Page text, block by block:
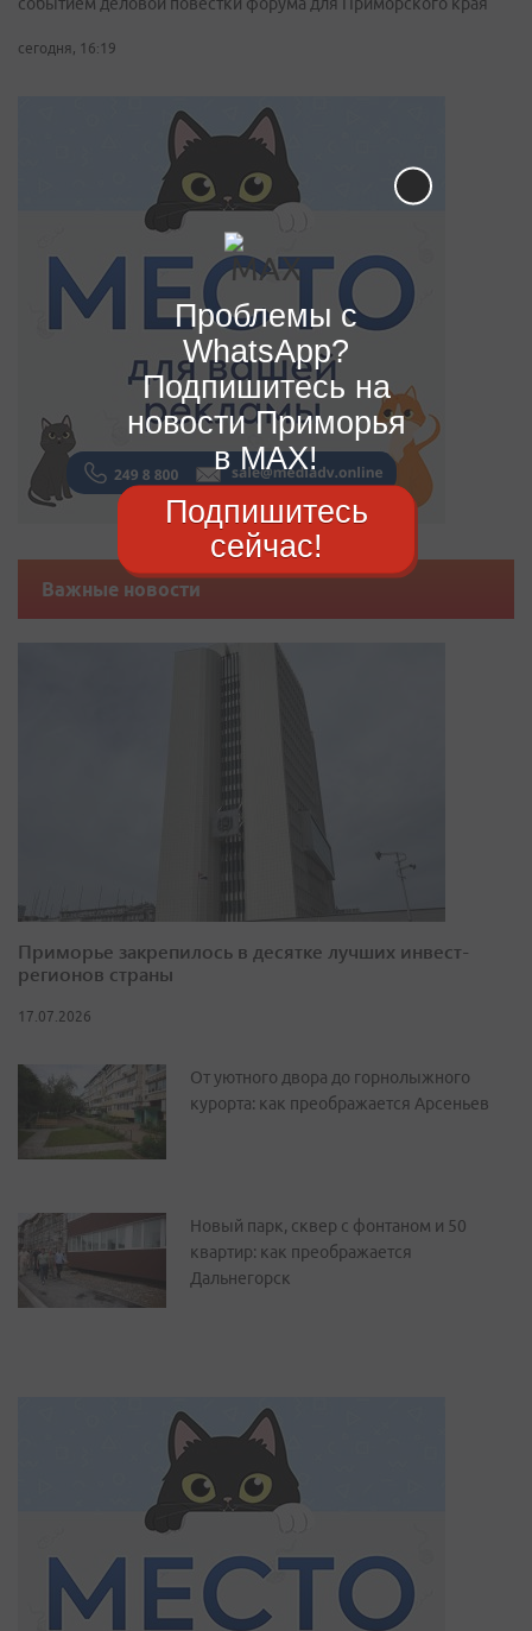
событием деловой повестки форума для Приморского края
сегодня, 16:19
Важные новости
Приморье закрепилось в десятке лучших инвест-
регионов страны
17.07.2026
От уютного двора до горнолыжного
курорта: как преображается Арсеньев
Новый парк, сквер с фонтаном и 50
квартир: как преображается
Дальнегорск
Проблемы с
WhatsApp?
Подпишитесь на
новости Приморья
в MAX!
Подпишитесь
сейчас!